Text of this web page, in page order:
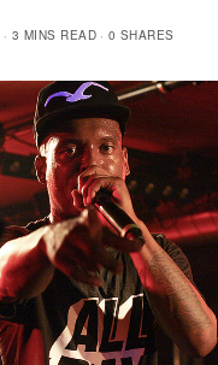
3 MINS READ 0 SHARES